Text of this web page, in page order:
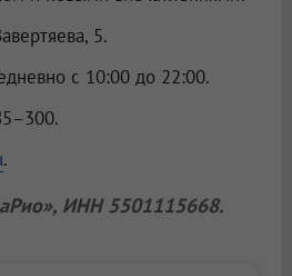
5.
с 10:00 до 22:00.
.
, ИНН 5501115668.